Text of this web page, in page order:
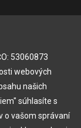
53060873
webových
našich
súhlasíte s
o vašom správaní